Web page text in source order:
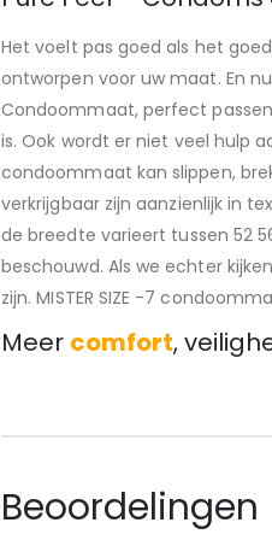
Het voelt pas goed als het
ontworpen voor uw maat. En
Condoommaat, perfect
is. Ook wordt er niet veel hulp
condoommaat kan slippen,
verkrijgbaar zijn aanzienlijk in
de breedte varieert tussen 52
beschouwd. Als we echter
zijn. MISTER SIZE -7
Meer comfort,
Beoordelingen